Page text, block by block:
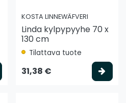
koriin
KOSTA LINNEWÄFVERI
Linda kylpypyyhe 70 x
130 cm
Tilattava tuote
31,38 €